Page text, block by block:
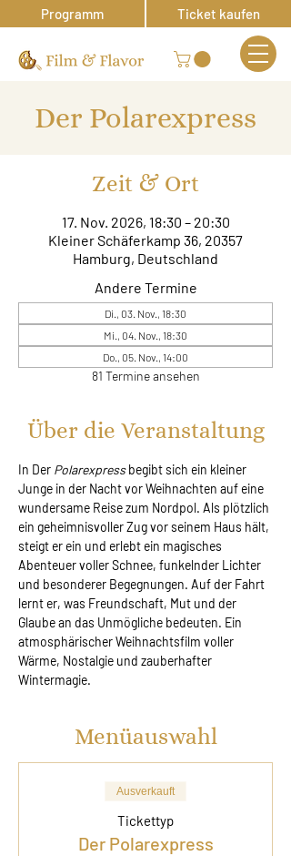
Programm Ticket kaufen
Der Polarexpress
Zeit & Ort
17. Nov. 2026, 18:30 – 20:30
Kleiner Schäferkamp 36, 20357
Hamburg, Deutschland
Andere Termine
Di., 03. Nov., 18:30
Mi., 04. Nov., 18:30
Do., 05. Nov., 14:00
81 Termine ansehen
Über die Veranstaltung
In Der Polarexpress begibt sich ein kleiner
Junge in der Nacht vor Weihnachten auf eine
wundersame Reise zum Nordpol. Als plötzlich
ein geheimnisvoller Zug vor seinem Haus hält,
steigt er ein und erlebt ein magisches
Abenteuer voller Schnee, funkelnder Lichter
und besonderer Begegnungen. Auf der Fahrt
lernt er, was Freundschaft, Mut und der
Glaube an das Unmögliche bedeuten. Ein
atmosphärischer Weihnachtsfilm voller
Wärme, Nostalgie und zauberhafter
Wintermagie.
Menüauswahl
Ausverkauft
Tickettyp
Der Polarexpress